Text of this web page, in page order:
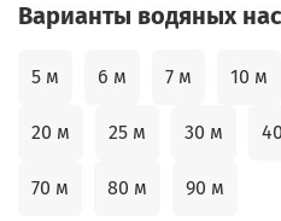
Варианты водяных
5 м 6 м 7 м 10 м
20 м 25 м 30 м
70 м 80 м 90 м